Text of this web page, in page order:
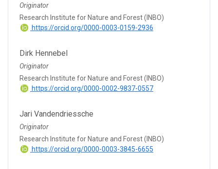
Originator
Research Institute for Nature and Forest (INBO)
https://orcid.org/0000-0003-0159-2936
Dirk Hennebel
Originator
Research Institute for Nature and Forest (INBO)
https://orcid.org/0000-0002-9837-0557
Jari Vandendriessche
Originator
Research Institute for Nature and Forest (INBO)
https://orcid.org/0000-0003-3845-6655